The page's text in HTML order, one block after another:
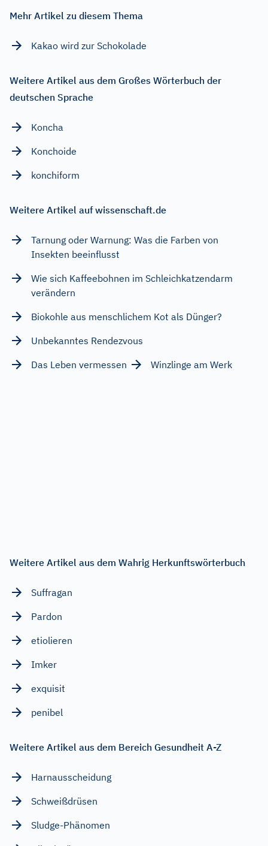
Mehr Artikel zu diesem Thema
Kakao wird zur Schokolade
Weitere Artikel aus dem Großes Wörterbuch der
deutschen Sprache
Koncha
Konchoide
konchiform
Weitere Artikel auf wissenschaft.de
Tarnung oder Warnung: Was die Farben von
Insekten beeinflusst
Wie sich Kaffeebohnen im Schleichkatzendarm
verändern
Biokohle aus menschlichem Kot als Dünger?
Unbekanntes Rendezvous
Das Leben vermessen
Winzlinge am Werk
Weitere Artikel aus dem Wahrig Herkunftswörterbuch
Suffragan
Pardon
etiolieren
Imker
exquisit
penibel
Weitere Artikel aus dem Bereich Gesundheit A-Z
Harnausscheidung
Schweißdrüsen
Sludge-Phänomen